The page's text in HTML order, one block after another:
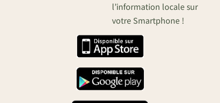
l’information locale sur
votre Smartphone !